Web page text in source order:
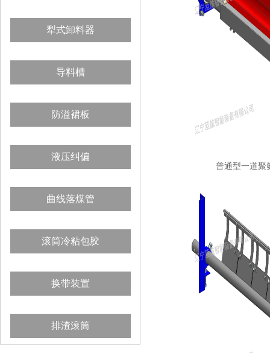
犁式卸料器
导料槽
防溢裙板
液压纠偏
曲线落煤管
滚筒冷粘包胶
换带装置
排渣滚筒
普通型一道聚